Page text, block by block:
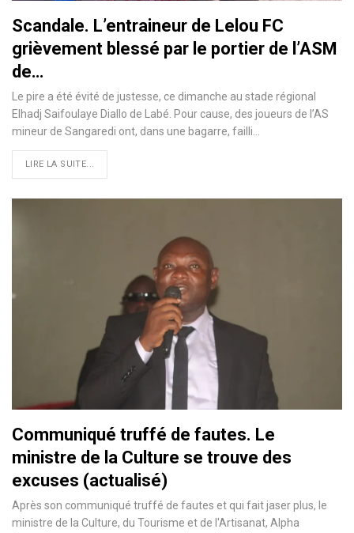
Scandale. L’entraineur de Lelou FC
grièvement blessé par le portier de l’ASM
de…
Le pire a été évité de justesse, ce dimanche au stade régional
Elhadj Saifoulaye Diallo de Labé. Pour cause, des joueurs de l’AS
mineur de Sangaredi ont, dans une bagarre, failli…
LIRE LA SUITE...
Communiqué truffé de fautes. Le
ministre de la Culture se trouve des
excuses (actualisé)
Après son communiqué truffé de fautes et qui fait jaser plus, le
ministre de la Culture, du Tourisme et de l'Artisanat, Alpha